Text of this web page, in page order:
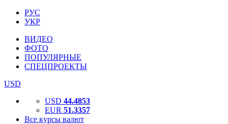
РУС
УКР
ВИДЕО
ФОТО
ПОПУЛЯРНЫЕ
СПЕЦПРОЕКТЫ
USD
USD 44.4853
EUR 51.3357
Все курсы валют